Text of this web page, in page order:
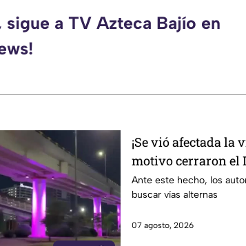
a TV Azteca Bajío en
¡Se vió afectada la
motivo cerraron
Juan Pablo II en
Ante este hecho, los
buscar vías alternas
07 agosto, 2026